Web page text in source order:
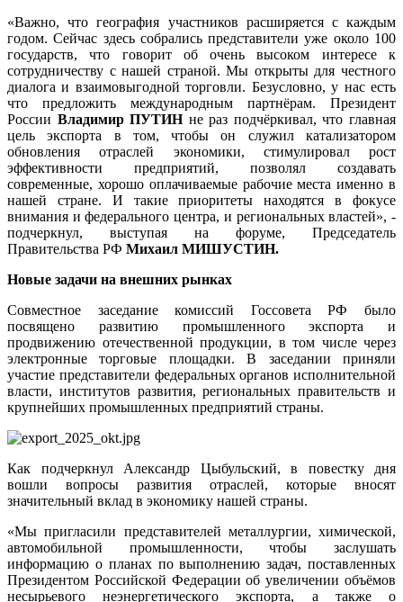
«Важно, что география участников расширяется с каждым
годом. Сейчас здесь собрались представители уже около 100
государств, что говорит об очень высоком интересе к
сотрудничеству с нашей страной. Мы открыты для честного
диалога и взаимовыгодной торговли. Безусловно, у нас есть
что предложить международным партнёрам. Президент
России Владимир ПУТИНне раз подчёркивал, что главная
цель экспорта в том, чтобы он служил катализатором
обновления отраслей экономики, стимулировал рост
эффективности предприятий, позволял создавать
современные, хорошо оплачиваемые рабочие места именно в
нашей стране. И такие приоритеты находятся в фокусе
внимания и федерального центра, и региональных властей», -
подчеркнул, выступая на форуме, Председатель
Правительства РФ Михаил МИШУСТИН.
Новые задачи на внешних рынках
Совместное заседание комиссий Госсовета РФ было
посвящено развитию промышленного экспорта и
продвижению отечественной продукции, в том числе через
электронные торговые площадки. В заседании приняли
участие представители федеральных органов исполнительной
власти, институтов развития, региональных правительств и
крупнейших промышленных предприятий страны.
Как подчеркнул Александр Цыбульский, в повестку дня
вошли вопросы развития отраслей, которые вносят
значительный вклад в экономику нашей страны.
«Мы пригласили представителей металлургии, химической,
автомобильной промышленности, чтобы заслушать
информацию о планах по выполнению задач, поставленных
Президентом Российской Федерации об увеличении объёмов
несырьевого неэнергетического экспорта, а также о